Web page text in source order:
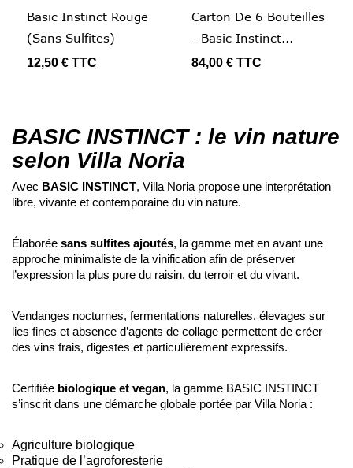
Basic Instinct Rouge
(sans Sulfites)
12,50 € TTC
Carton De 6 Bouteilles
- Basic Instinct...
84,00 € TTC
BASIC INSTINCT : le vin nature
selon Villa Noria
Avec BASIC INSTINCT, Villa Noria propose une interprétation
libre, vivante et contemporaine du vin nature.
Élaborée sans sulfites ajoutés, la gamme met en avant une
approche minimaliste de la vinification afin de préserver
l’expression la plus pure du raisin, du terroir et du vivant.
Vendanges nocturnes, fermentations naturelles, élevages sur
lies fines et absence d’agents de collage permettent de créer
des vins frais, digestes et particulièrement expressifs.
Certifiée biologique et vegan, la gamme BASIC INSTINCT
s’inscrit dans une démarche globale portée par Villa Noria :
Agriculture biologique
Pratique de l’agroforesterie